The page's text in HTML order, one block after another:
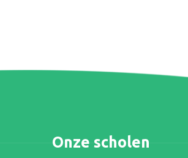
Onze scholen